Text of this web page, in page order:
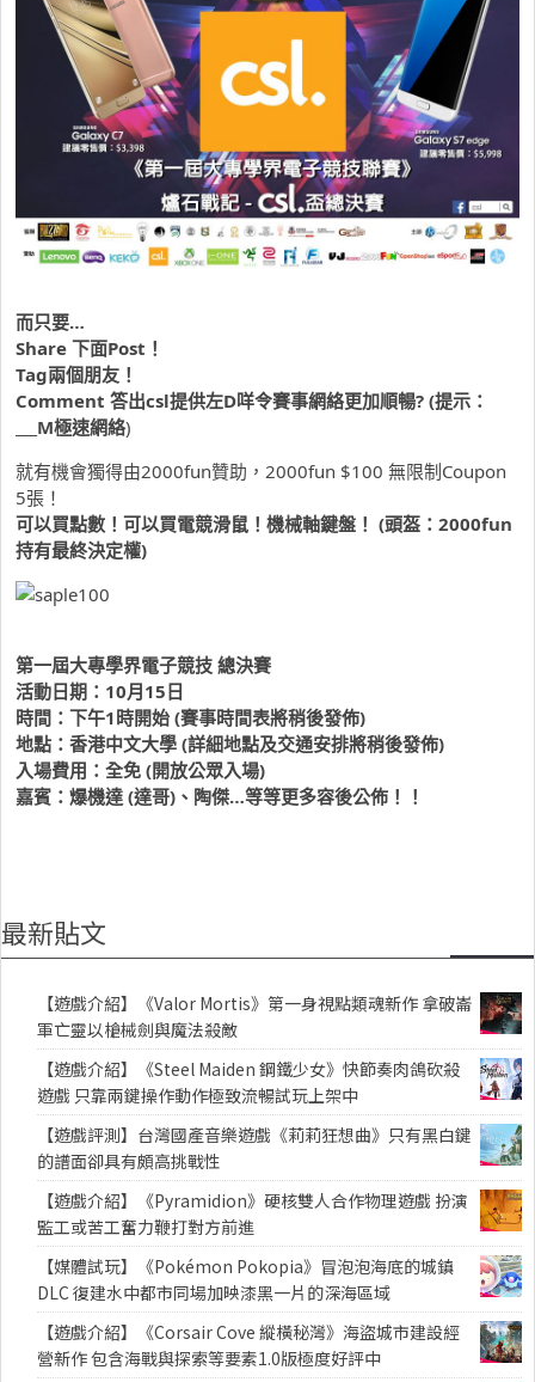
而只要…
Share 下面Post！
Tag兩個朋友！
Comment 答出csl提供左D咩令賽事網絡更加順暢? (提示：
___M極速網絡)
就有機會獨得由2000fun贊助，2000fun $100 無限制Coupon
5張！
可以買點數！可以買電競滑鼠！機械軸鍵盤！ (頭盔：2000fun
持有最終決定權)
第一屆大專學界電子競技 總決賽
活動日期：10月15日
時間：下午1時開始 (賽事時間表將稍後發佈)
地點：香港中文大學 (詳細地點及交通安排將稍後發佈)
入場費用：全免 (開放公眾入場)
嘉賓：爆機達 (達哥)、陶傑…等等更多容後公佈！！
最新貼文
【遊戲介紹】《Valor Mortis》第一身視點類魂新作 拿破崙
軍亡靈以槍械劍與魔法殺敵
【遊戲介紹】《Steel Maiden 鋼鐵少女》快節奏肉鴿砍殺
遊戲 只靠兩鍵操作動作極致流暢試玩上架中
【遊戲評測】台灣國產音樂遊戲《莉莉狂想曲》只有黑白鍵
的譜面卻具有頗高挑戰性
【遊戲介紹】《Pyramidion》硬核雙人合作物理遊戲 扮演
監工或苦工奮力鞭打對方前進
【媒體試玩】《Pokémon Pokopia》冒泡泡海底的城鎮
DLC 復建水中都市同場加映漆黑一片的深海區域
【遊戲介紹】《Corsair Cove 縱橫秘灣》海盜城市建設經
營新作 包含海戰與探索等要素1.0版極度好評中